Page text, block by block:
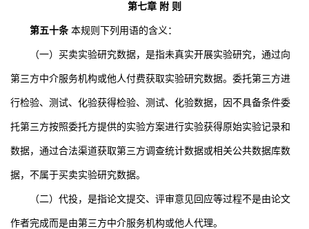
第七章 附 则
第五十条 本规则下列用语的含义：
（一）买卖实验研究数据，是指未真实开展实验研究，通过向
第三方中介服务机构或他人付费获取实验研究数据。委托第三方进
行检验、测试、化验获得检验、测试、化验数据，因不具备条件委
托第三方按照委托方提供的实验方案进行实验获得原始实验记录和
数据，通过合法渠道获取第三方调查统计数据或相关公共数据库数
据，不属于买卖实验研究数据。
（二）代投，是指论文提交、评审意见回应等过程不是由论文
作者完成而是由第三方中介服务机构或他人代理。